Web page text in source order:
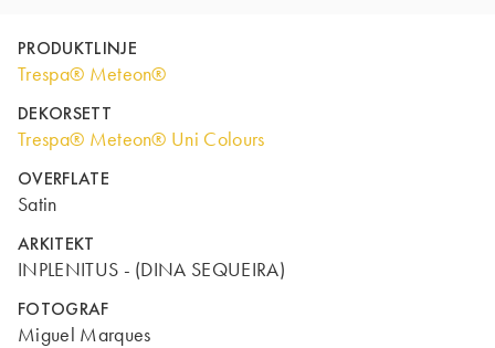
PRODUKTLINJE
Trespa® Meteon®
DEKORSETT
Trespa® Meteon® Uni Colours
OVERFLATE
Satin
ARKITEKT
INPLENITUS - (DINA SEQUEIRA)
FOTOGRAF
Miguel Marques